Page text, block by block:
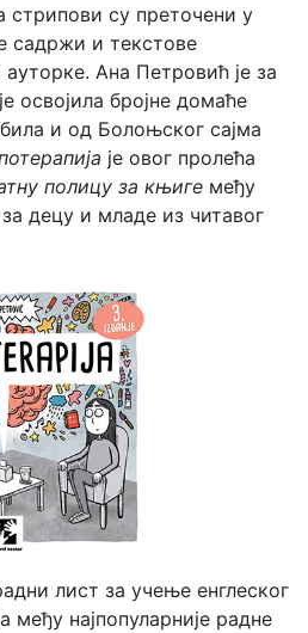
су преточени у
садржи и текстове
Ана Петровић је за
освојила бројне домаће
и од Болоњског сајма
је овог пролећа
полицу за књиге међу
децу и младе из читавог
за учење енглеског
међу најпопуларније радне